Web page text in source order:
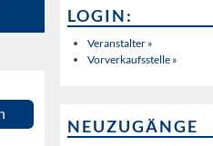
LOGIN:
Veranstalter »
Vorverkaufsstelle »
NEUZUGÄNGE